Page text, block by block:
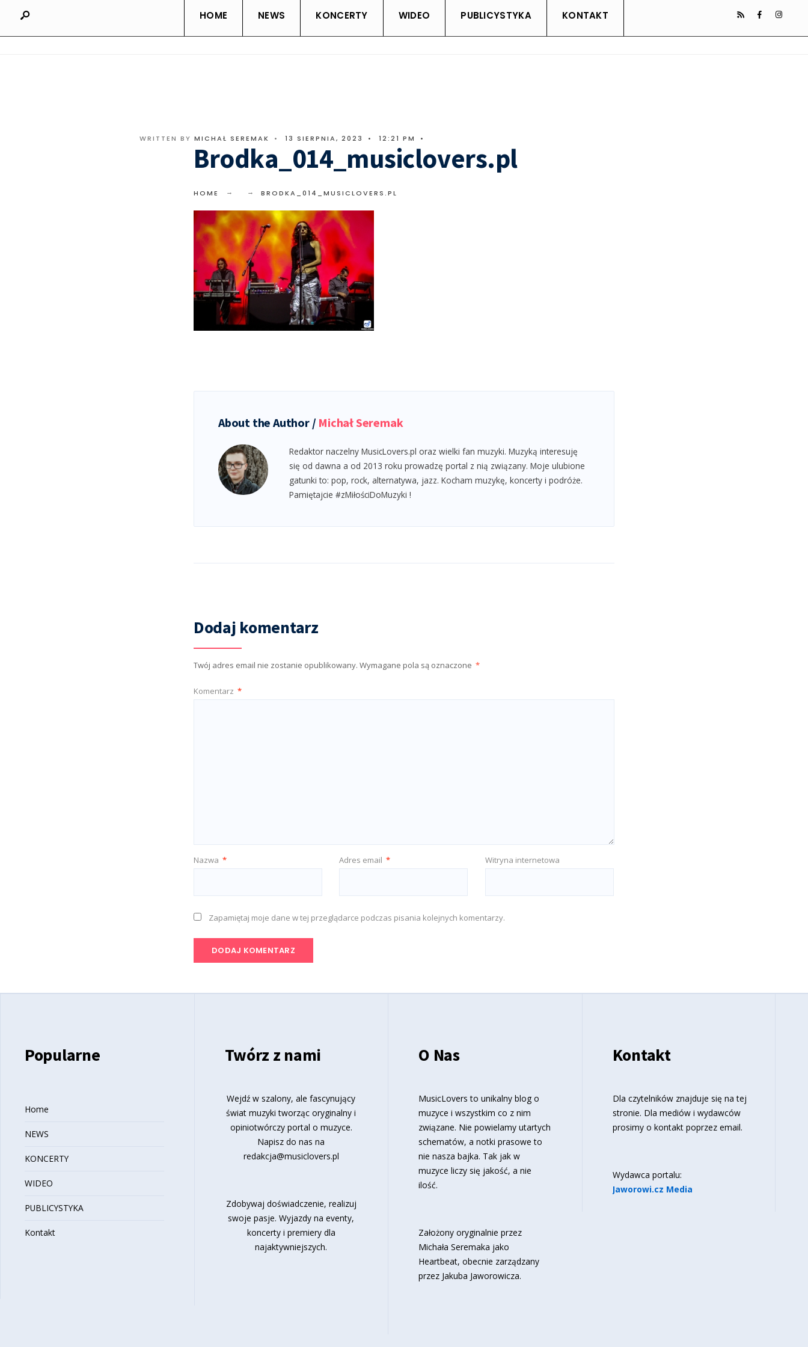
HOME NEWS KONCERTY WIDEO PUBLICYSTYKA KONTAKT
WRITTEN BY MICHAŁ SEREMAK • 13 SIERPNIA, 2023 • 12:21 PM •
Brodka_014_musiclovers.pl
HOME BRODKA_014_MUSICLOVERS.PL
About the Author / Michał Seremak
Redaktor naczelny MusicLovers.pl oraz wielki fan muzyki. Muzyką interesuję
się od dawna a od 2013 roku prowadzę portal z nią związany. Moje ulubione
gatunki to: pop, rock, alternatywa, jazz. Kocham muzykę, koncerty i podróże.
Pamiętajcie #zMiłościDoMuzyki !
Dodaj komentarz
Twój adres email nie zostanie opublikowany. Wymagane pola są oznaczone *
Komentarz *
Nazwa * Adres email * Witryna internetowa
Zapamiętaj moje dane w tej przeglądarce podczas pisania kolejnych komentarzy.
Popularne
Home
NEWS
KONCERTY
WIDEO
PUBLICYSTYKA
Kontakt
Twórz z nami
Wejdź w szalony, ale fascynujący
świat muzyki tworząc oryginalny i
opiniotwórczy portal o muzyce.
Napisz do nas na
redakcja@musiclovers.pl
Zdobywaj doświadczenie, realizuj
swoje pasje. Wyjazdy na eventy,
koncerty i premiery dla
najaktywniejszych.
O Nas
MusicLovers to unikalny blog o
muzyce i wszystkim co z nim
związane. Nie powielamy utartych
schematów, a notki prasowe to
nie nasza bajka. Tak jak w
muzyce liczy się jakość, a nie
ilość.
Założony oryginalnie przez
Michała Seremaka jako
Heartbeat, obecnie zarządzany
przez Jakuba Jaworowicza.
Kontakt
Dla czytelników znajduje się na tej
stronie. Dla mediów i wydawców
prosimy o kontakt poprzez email.
Wydawca portalu:
Jaworowi.cz Media